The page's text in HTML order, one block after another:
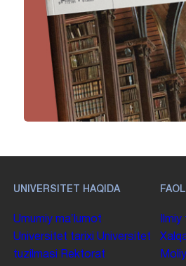
UNIVERSITET HAQIDA
Umumiy maʼlumot
Universitet tarixi Universitet
tuzilmasi Rektorat